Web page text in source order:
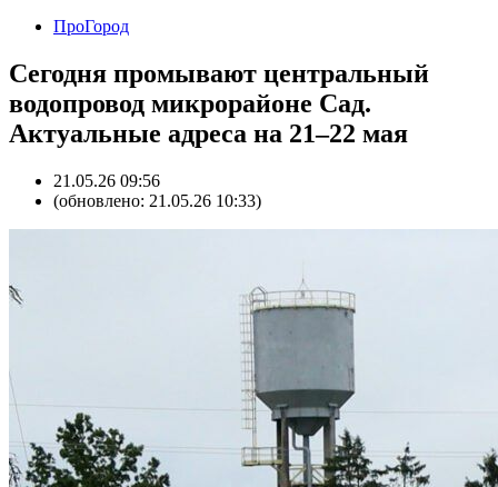
ПроГород
Сегодня промывают центральный
водопровод микрорайоне Сад.
Актуальные адреса на 21–22 мая
21.05.26 09:56
(обновлено: 21.05.26 10:33)